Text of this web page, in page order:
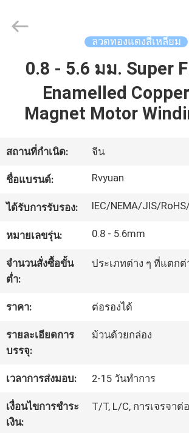
บ้าน
ผลิตภัณฑ์
วิดีโอ
เกี่ยว
กับ
เรา
ทัวร์
โรงงาน
ควบคุม
คุณภาพ
Electric
Material
Reserved.
ลวดทองแดงสี่เหลี่ยม
0.8 - 5.6 มม. Super
Enamelled
Magnet Motor
สถานที่กำเนิด: จีน
ชื่อแบรนด์: Rvyuan
ได้รับการรับรอง: IEC/NEMA/JIS/
หมายเลขรุ่น: 0.8 - 5.6mm
จำนวนสั่งซื้อขั้น
ต่ำ:
ประเภทต่าง ๆ ที่แตกต่
ราคา: ต่อรองได้
รายละเอียดการ
บรรจุ:
ม้วนด้วยกล่อง
เวลาการส่งมอบ: 2-15 วันทำการ
เงื่อนไขการชำระ
เงิน:
T/T, L/C, การเจรจาต่